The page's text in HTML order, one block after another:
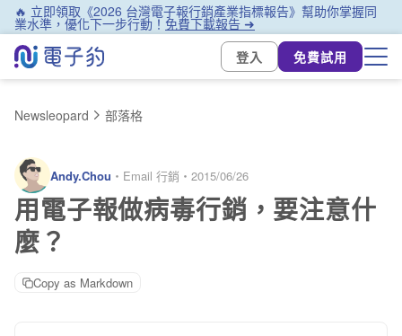
🔥 立即領取《2026 台灣電子報行銷產業指標報告》幫助你掌握同
業水準，優化下一步行動！免費下載報告 ➜
登入
免費試用
Newsleopard 部落格
Andy.Chou ・ Email 行銷 ・ 2015/06/26
用電子報做病毒行銷，要注意什
麼？
Copy as Markdown